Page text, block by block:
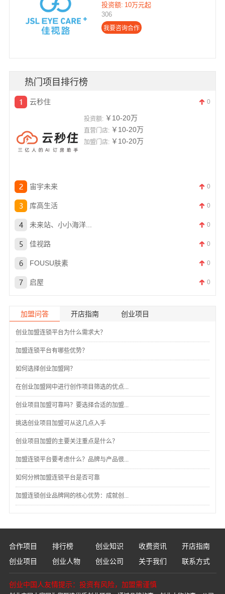
投资额: 10万元起
306
热门项目排行榜
云秒住 0
投资额: ￥10-20万
直营门店: ￥10-20万
加盟门店: ￥10-20万
宙宇未来 0
库高生活 0
未来站、小小海洋... 0
佳视路 0
FOUSU肤素 0
启屋 0
加盟问答 开店指南 创业项目
创业加盟连锁平台为什么需求大？
加盟连锁平台有哪些优势？
如何选择创业加盟网？
在创业加盟网中进行创作项目筛选的优点...
创业项目加盟可靠吗？要选择合适的加盟...
挑选创业项目加盟可从这几点入手
创业项目加盟的主要关注重点是什么？
加盟连锁平台要考虑什么？品牌与产品很...
如何分辨加盟连锁平台是否可靠
加盟连锁创业品牌网的核心优势：成就创...
合作项目 排行榜 创业知识 收费资讯
开店指南
创业项目
创业人物 创业公司 关于我们 联系方式
创业中国人友情提示：投资有风险，加盟需谨慎